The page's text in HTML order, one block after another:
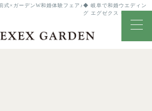
式×ガーデンW和婚体験フェア♪◆ 岐阜で和婚ウエディン
グ エグゼクス・ガーデン